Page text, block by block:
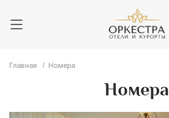
Главная Номера
Номера